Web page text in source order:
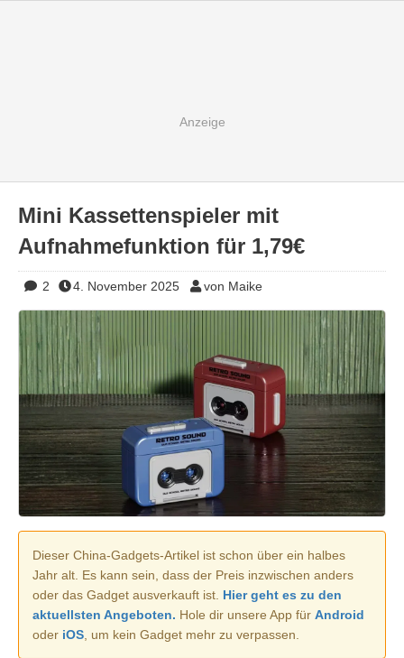
Mini Kassettenspieler mit
Aufnahmefunktion für 1,79€
2 4. November 2025 von Maike
Dieser China-Gadgets-Artikel ist schon über ein halbes
Jahr alt. Es kann sein, dass der Preis inzwischen anders
oder das Gadget ausverkauft ist. Hier geht es zu den
aktuellsten Angeboten. Hole dir unsere App für Android
oder iOS, um kein Gadget mehr zu verpassen.